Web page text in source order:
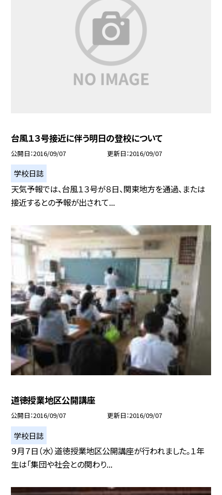
台風１３号接近に伴う明日の登校について
公開日 2016/09/07 更新日 2016/09/07
学校日誌
天気予報では、台風１３号が８日、関東地方を通過、または
接近するとの予報が出されて...
道徳授業地区公開講座
公開日 2016/09/07 更新日 2016/09/07
学校日誌
９月７日（水）道徳授業地区公開講座が行われました。１年
生は「集団や社会との関わり...